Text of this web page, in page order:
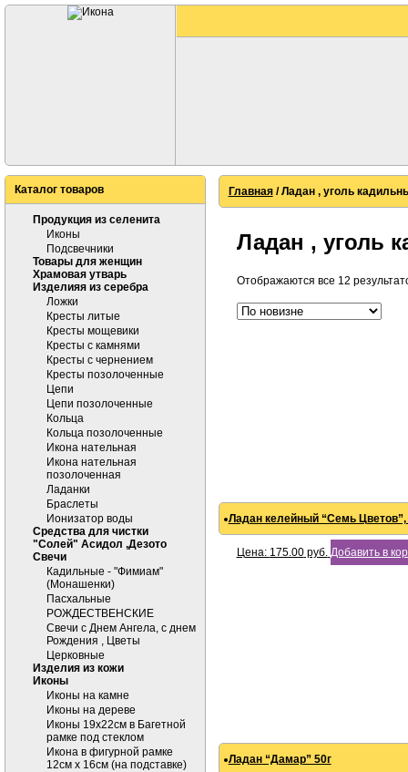
Каталог товаров
Продукция из селенита
Иконы
Подсвечники
Товары для женщин
Храмовая утварь
Изделияя из серебра
Ложки
Кресты литые
Кресты мощевики
Кресты с камнями
Кресты с чернением
Кресты позолоченные
Цепи
Цепи позолоченные
Кольца
Кольца позолоченные
Икона нательная
Икона нательная
позолоченная
Ладанки
Браслеты
Ионизатор воды
Средства для чистки
"Солей" Асидол ,Дезото
Cвечи
Кадильные - "Фимиам"
(Монашенки)
Пасхальные
РОЖДЕСТВЕНСКИЕ
Свечи с Днем Ангела, с днем
Рождения , Цветы
Церковные
Изделия из кожи
Иконы
Иконы на камне
Иконы на дереве
Иконы 19х22см в Багетной
рамке под стеклом
Икона в фигурной рамке
12см х 16см (на подставке)
Главная/ Ладан , уголь
Ладан , уголь
Отображаются все 12
Ладан келейный “Семь Цветов”,
Цена: 175.00руб. Добавить в
Ладан “Дамар” 50г